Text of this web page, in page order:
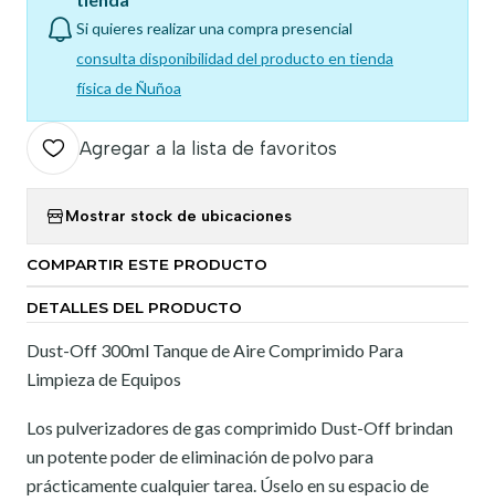
Si quieres realizar una compra presencial
consulta disponibilidad del producto en tienda
física de Ñuñoa
Agregar a la lista de favoritos
Mostrar stock de ubicaciones
COMPARTIR ESTE PRODUCTO
DETALLES DEL PRODUCTO
Dust-Off 300ml Tanque de Aire Comprimido Para
Limpieza de Equipos
Los pulverizadores de gas comprimido Dust-Off brindan
un potente poder de eliminación de polvo para
prácticamente cualquier tarea. Úselo en su espacio de